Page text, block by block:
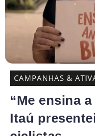
CAMPANHAS &
“Me ensina
Itaú